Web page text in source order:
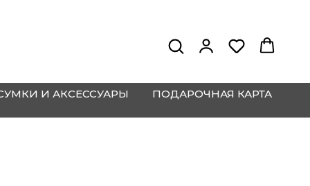
И АКСЕССУАРЫ
ПОДАРОЧНАЯ КАРТА